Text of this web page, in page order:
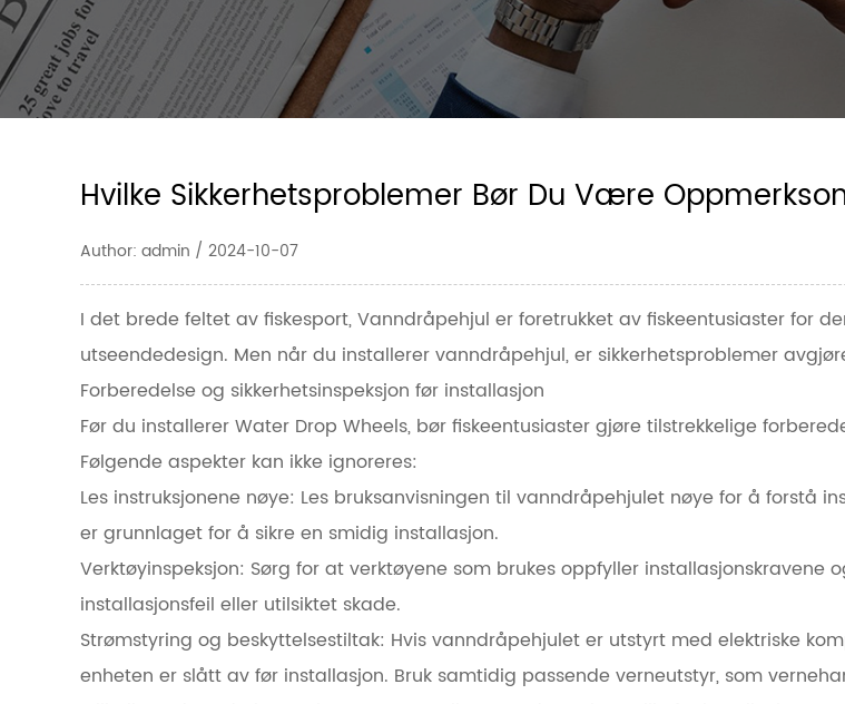
Hvilke Sikkerhetsproblemer Bør Du Være
Author: admin / 2024-10-07
I det brede feltet av fiskesport,Vanndråpehjul er foretrukket av fiskeentusiaster for
utseendedesign. Men når du installerer vanndråpehjul, er sikkerhetsproblemer
Forberedelse og sikkerhetsinspeksjon før installasjon
Før du installerer Water Drop Wheels, bør fiskeentusiaster gjøre tilstrekkelige
Følgende aspekter kan ikke ignoreres:
Les instruksjonene nøye: Les bruksanvisningen til vanndråpehjulet nøye for å forstå
er grunnlaget for å sikre en smidig installasjon.
Verktøyinspeksjon: Sørg for at verktøyene som brukes oppfyller
installasjonsfeil eller utilsiktet skade.
Strømstyring og beskyttelsestiltak: Hvis vanndråpehjulet er utstyrt med elektriske
enheten er slått av før installasjon. Bruk samtidig passende verneutstyr, som